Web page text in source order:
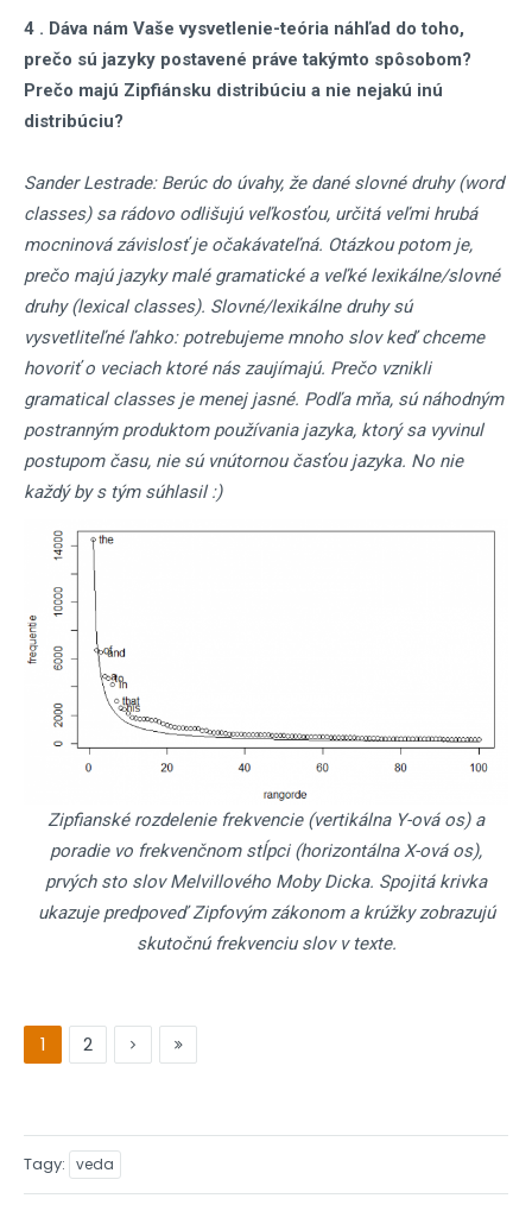
4 . Dáva nám Vaše vysvetlenie-teória náhľad do toho,
prečo sú jazyky postavené práve takýmto spôsobom?
Prečo majú Zipfiánsku distribúciu a nie nejakú inú
distribúciu?
Sander Lestrade: Berúc do úvahy, že dané slovné druhy (word
classes) sa rádovo odlišujú veľkosťou, určitá veľmi hrubá
mocninová závislosť je očakávateľná. Otázkou potom je,
prečo majú jazyky malé gramatické a veľké lexikálne/slovné
druhy (lexical classes). Slovné/lexikálne druhy sú
vysvetliteľné ľahko: potrebujeme mnoho slov keď chceme
hovoriť o veciach ktoré nás zaujímajú. Prečo vznikli
gramatical classes je menej jasné. Podľa mňa, sú náhodným
postranným produktom používania jazyka, ktorý sa vyvinul
postupom času, nie sú vnútornou časťou jazyka. No nie
každý by s tým súhlasil :)
Zipfianské rozdelenie frekvencie (vertikálna Y-ová os) a
poradie vo frekvenčnom stĺpci (horizontálna X-ová os),
prvých sto slov Melvillového Moby Dicka. Spojitá krivka
ukazuje predpoveď Zipfovým zákonom a krúžky zobrazujú
skutočnú frekvenciu slov v texte.
1 2
Tagy veda